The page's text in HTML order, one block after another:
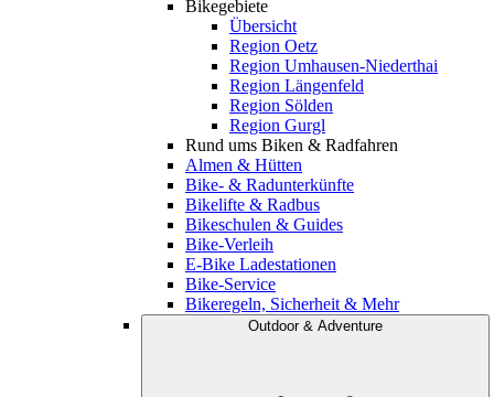
Bikegebiete
Übersicht
Region Oetz
Region Umhausen-Niederthai
Region Längenfeld
Region Sölden
Region Gurgl
Rund ums Biken & Radfahren
Almen & Hütten
Bike- & Radunterkünfte
Bikelifte & Radbus
Bikeschulen & Guides
Bike-Verleih
E-Bike Ladestationen
Bike-Service
Bikeregeln, Sicherheit & Mehr
Outdoor & Adventure